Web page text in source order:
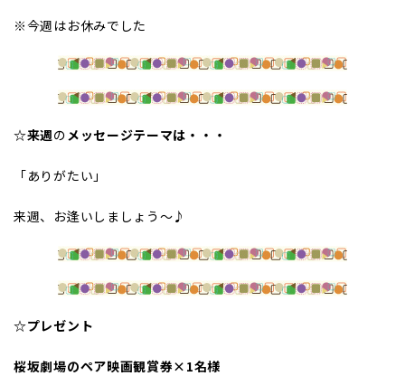
※今週はお休みでした
☆来週の メッセージテーマは・・・
「ありがたい」
来週、お逢いしましょう～♪
☆プレゼント
桜坂劇場のペア映画観賞券×1名様